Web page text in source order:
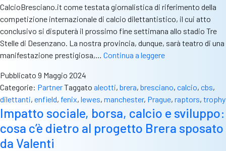
CalcioBresciano.it come testata giornalistica di riferimento della
competizione internazionale di calcio dilettantistico, il cui atto
conclusivo si disputerà il prossimo fine settimana allo stadio Tre
Stelle di Desenzano. La nostra provincia, dunque, sarà teatro di una
manifestazione prestigiosa,… Continua a leggereCBS
del
Fenix
Trophy,
la
Champions
Pubblicato 9 Maggio 2024
Categorie: PartnerTaggato aleotti, brera, bresciano, calcio, cbs,
dilettanti, enfield, fenix, lewes, manchester, Prague, raptors, trophy
Impatto sociale, borsa, calcio e sviluppo:
cosa c’è dietro al progetto Brera sposato
da Valenti